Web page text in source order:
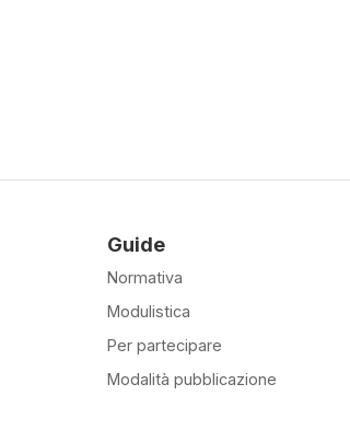
Guide
Normativa
Modulistica
Per partecipare
Modalità pubblicazione